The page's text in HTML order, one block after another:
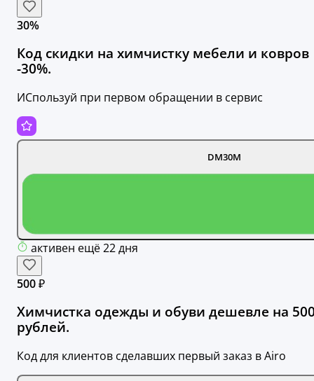
30%
Код скидки на химчистку мебели и ковров
-30%.
ИСпользуй при первом обращении в сервис
DM30M
активен ещё 22 дня
500 ₽
Химчистка одежды и обуви дешевле на
рублей.
Код для клиентов сделавших первый заказ в Airo